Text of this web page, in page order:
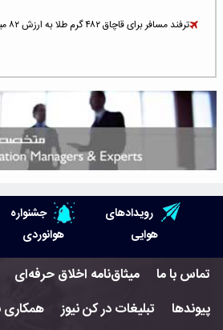
ترفند مسافر برای قاچاق ۴۸۲ گرم طلا به ارزش ۸۲ میلیارد ریال
شلوغ‌ترین فرودگاه‌های اروپا در ۲۰۲۵: لندن، استانبول و پاریس
پخش زنده پرواز سیزدهم موشک استارشیپ
هوش مصنوعی وارد تعمیر و بازرسی موتورهای
حمله هوایی به تأسیسات فرودگاه سمنان
استخدام در صنعت هوانوردی کانادا با آموزش رایگان و حقوق
رویدادهای
هوایی
جشنواره
هوانوردی
تماس با ما میثاق‌نامه اخلاق حرفه‌ای
پیوندها
تبلیغات در کن نیوز همکاری